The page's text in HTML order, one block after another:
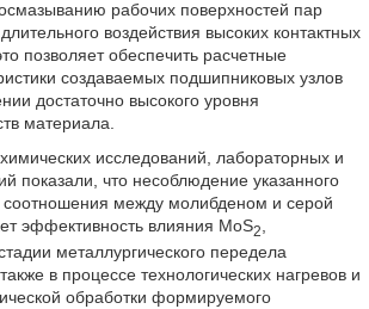
рабочих поверхностей пар
воздействия высоких контактных
позволяет обеспечить расчетные
создаваемых подшипниковых узлов
достаточно высокого уровня
материала.
исследований, лабораторных и
показали, что несоблюдение указанного
соотношения между молибденом и серой
эффективность влияния MoS2,
металлургического передела
в процессе технологических нагревов и
обработки формируемого